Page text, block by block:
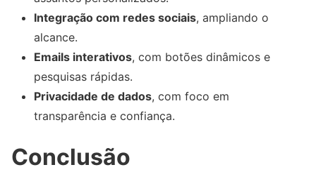
Integração com redes sociais, ampliando o
alcance.
Emails interativos, com botões dinâmicos e
pesquisas rápidas.
Privacidade de dados, com foco em
transparência e confiança.
Conclusão